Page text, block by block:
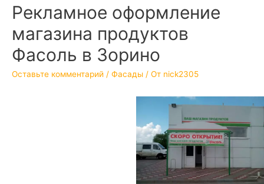
Рекламное оформление
магазина продуктов
Фасоль в Зорино
Оставьте комментарий / Фасады / От nick2305